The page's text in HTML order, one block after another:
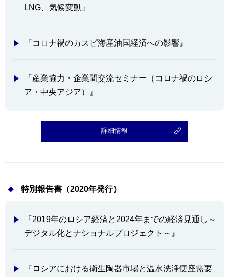
LNG、気候変動』
『コロナ禍のカスピ海産油国経済への影響』
『産業協力・企業間交流セミナー（コロナ禍のロシ
ア・中央アジア）』
詳細情報
特別報告書（2020年発行）
『2019年のロシア経済と2024年までの経済見通し～
デジタル化とナショナルプロジェクト～』
『ロシアにおける衛生陶器市場と温水洗浄便座需要